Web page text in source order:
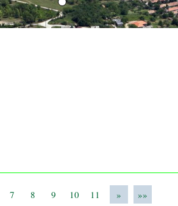
7 8 9 10 11 »
»»